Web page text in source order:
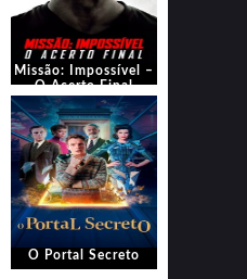
Missão: Impossível –
O Acerto Final
O Portal Secreto